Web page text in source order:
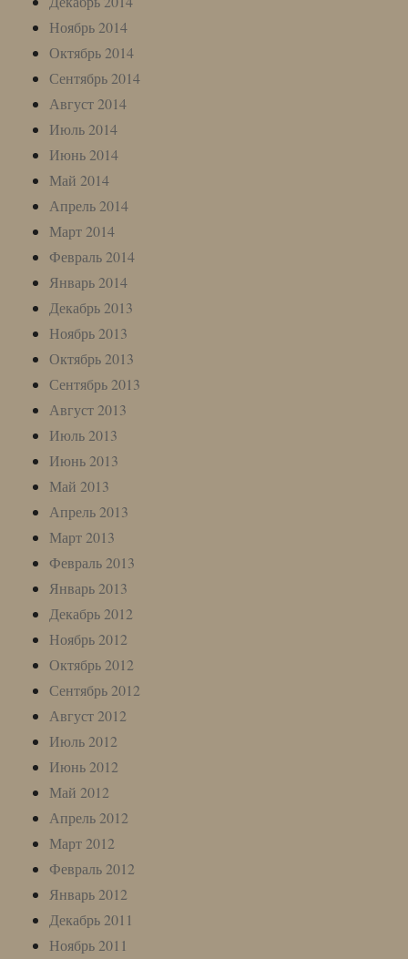
Ноябрь 2014
Октябрь 2014
Сентябрь 2014
Август 2014
Июль 2014
Июнь 2014
Май 2014
Апрель 2014
Март 2014
Февраль 2014
Январь 2014
Декабрь 2013
Ноябрь 2013
Октябрь 2013
Сентябрь 2013
Август 2013
Июль 2013
Июнь 2013
Май 2013
Апрель 2013
Март 2013
Февраль 2013
Январь 2013
Декабрь 2012
Ноябрь 2012
Октябрь 2012
Сентябрь 2012
Август 2012
Июль 2012
Июнь 2012
Май 2012
Апрель 2012
Март 2012
Февраль 2012
Январь 2012
Декабрь 2011
Ноябрь 2011